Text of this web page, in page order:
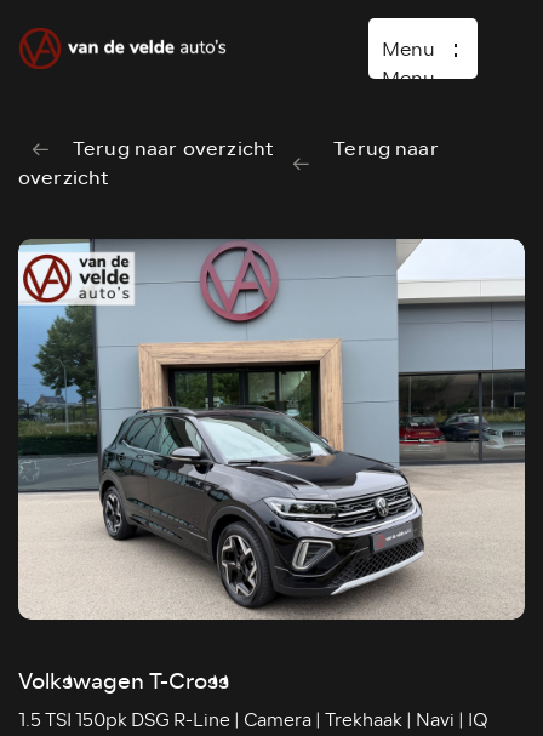
Menu
Menu
Home
Diensten
Over ons
Vacature
Verkocht
Contact
Wasboxen
Carwash
Terug naar overzicht
Terug naar
overzicht
Volkswagen T-Cross
1.5 TSI 150pk DSG R-Line | Camera | Trekhaak | Navi | IQ